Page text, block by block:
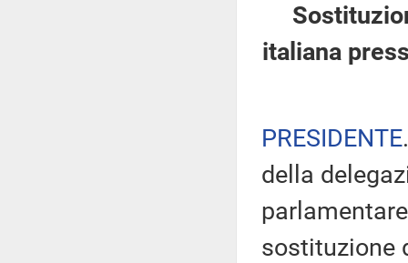
italiana
PRESIDENTE
della
sostituzione